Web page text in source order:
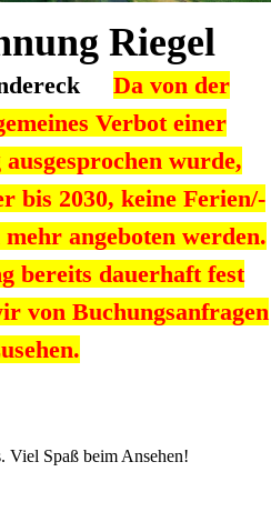
Riegel
Da von der
Verbot einer
wurde,
bis 2030, keine Ferien/-
angeboten werden.
bereits dauerhaft fest
von Buchungsanfragen
Viel Spaß beim Ansehen!